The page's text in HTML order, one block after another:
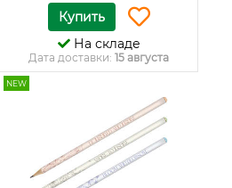
Купить
На складе
Дата доставки: 15 августа
NEW